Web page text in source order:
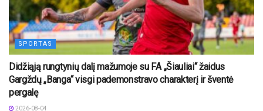
SPORTAS
Didžiąją rungtynių dalį mažumoje su FA „Šiauliai“ žaidus
Gargždų „Banga“ visgi pademonstravo charakterį ir šventė
pergalę
2026-08-04